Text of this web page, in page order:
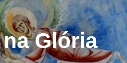
Glória